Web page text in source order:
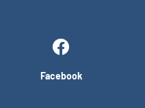
Facebook